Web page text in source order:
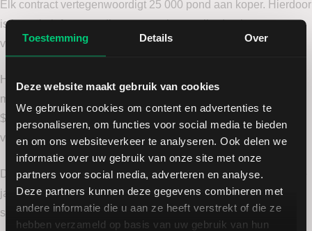
Toestemming Details Over
Deze website maakt gebruik van cookies
We gebruiken cookies om content en advertenties te
personaliseren, om functies voor social media te bieden
en om ons websiteverkeer te analyseren. Ook delen we
informatie over uw gebruik van onze site met onze
partners voor social media, adverteren en analyse.
Deze partners kunnen deze gegevens combineren met
andere informatie die u aan ze heeft verstrekt of die ze
hebben verzameld op basis van uw gebruik van hun
Elk contract vertegenwoordigt 25 000 pond aan koper. Hierdoor
is het relatief eenvoudig om grote hoeveelheden koper te
verhandelen.
Het contract is genoteerd in Amerikaanse dollar waarbij de
minimale prijsbeweging $0,0005 per pond is. Dit komt neer op
$12,50 per contract. Tegen een prijs van zo’n $4,60 per pond
vertegenwoordigt één contract een waarde van $115 000.
De futurecontracten hebben vervaldata verspreid over het hele
jaar. Deze vallen meestal in de maanden maart, mei, juli,
september en december.